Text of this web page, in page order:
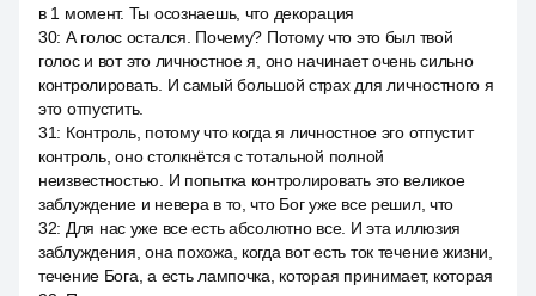
в 1 момент. Ты осознаешь, что декорация
30: А голос остался. Почему? Потому что это был твой
голос и вот это личностное я, оно начинает очень сильно
контролировать. И самый большой страх для личностного я
это отпустить.
31: Контроль, потому что когда я личностное эго отпустит
контроль, оно столкнётся с тотальной полной
неизвестностью. И попытка контролировать это великое
заблуждение и невера в то, что Бог уже все решил, что
32: Для нас уже все есть абсолютно все. И эта иллюзия
заблуждения, она похожа, когда вот есть ток течение жизни,
течение Бога, а есть лампочка, которая принимает, которая